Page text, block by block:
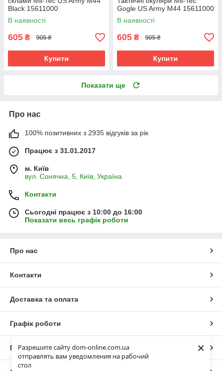
Разрешите сайту dom-online.com.ua
отправлять вам уведомления на рабочий
стол
×
Black 15611000
В наявності
605 ₴ 905 ₴
Купити
Gogle US Army M44 15611000
В наявності
605 ₴ 905 ₴
Купити
Показати ще
Про нас
100% позитивних з 2935 відгуків за рік
Працює з 31.01.2017
м. Київ
вул. Сонячна, 5, Київ, Україна
Контакти
Сьогодні працює з 10:00 до 16:00
Показати весь графік роботи
Про нас
Контакти
Доставка та оплата
Графік роботи
Повна версія сайту